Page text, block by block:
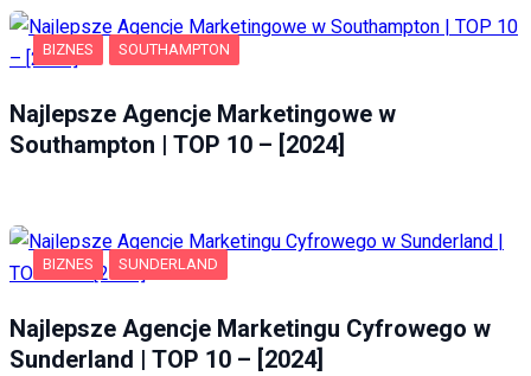
BIZNES SOUTHAMPTON
Najlepsze Agencje Marketingowe w
Southampton | TOP 10 – [2024]
BIZNES SUNDERLAND
Najlepsze Agencje Marketingu Cyfrowego w
Sunderland | TOP 10 – [2024]